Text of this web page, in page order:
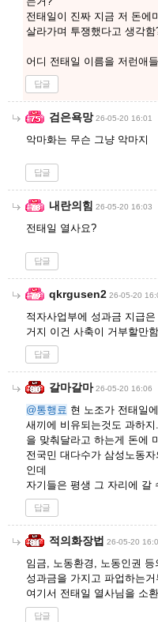
전태일이 진짜 지금 저 돈에
살라가며 투쟁했다고 생각함
어디 전태일 이름을 저런애
답글
검은욕망 26-05-20 16:01
악마화는 무슨 그냥 악마지
답글
내란의힘 26-05-20 16:03
전태일 열사요?
답글
qkrgusen2 26-05-20
적자사업부에 성과금 지급
거지 이건 사축이 거부할만함
답글
갈마갈마 26-05-20 16:06
@통행료 현 노조가 전태일
새끼에 비유되는것도 과하
을 맞춰달라고 하는게 돈에
전국민 대다수가 삼성노동
인데
자기들은 평생 그 자리에 갈
답글
적의화장법 26-05-20
임금, 노동환경, 노동인권 등
성과금을 가지고 파업하는
여기서 전태일 열사님을 소
답글